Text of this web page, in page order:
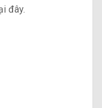
đây.